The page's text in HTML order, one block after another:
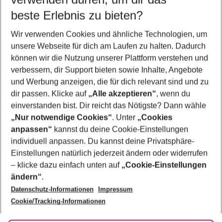
5-8 Nächte
2 Erwachsene Keine Kinder
Mehr Filter anzeigen
Footer
Footer navigation
Über uns
AGB
Bestpreisgarantie
Cookie-Einstellungen ändern
Cookie-Richtlinie
Agenturbetreuung
Barrierefreies Reisen
Folge uns
beste Erlebnis zu bieten?
Wir verwenden Cookies und ähnliche Technologien, um
unsere Webseite für dich am Laufen zu halten. Dadurch
können wir die Nutzung unserer Plattform verstehen und
verbessern, dir Support bieten sowie Inhalte, Angebote
und Werbung anzeigen, die für dich relevant sind und zu
dir passen. Klicke auf „Alle akzeptieren“, wenn du
einverstanden bist. Dir reicht das Nötigste? Dann wähle
„Nur notwendige Cookies“. Unter „Cookies
anpassen“ kannst du deine Cookie-Einstellungen
individuell anpassen. Du kannst deine Privatsphäre-
Einstellungen natürlich jederzeit ändern oder widerrufen
– klicke dazu einfach unten auf „Cookie-Einstellungen
ändern“.
Datenschutz-Informationen
Impressum
Cookie/Tracking-Informationen